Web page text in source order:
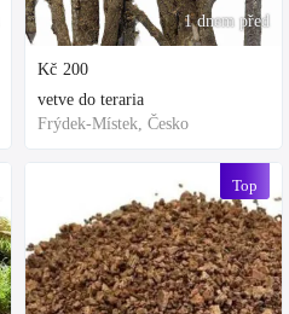
1 dnem před
Kč 200
vetve do teraria
Frýdek-Místek, Česko
Top